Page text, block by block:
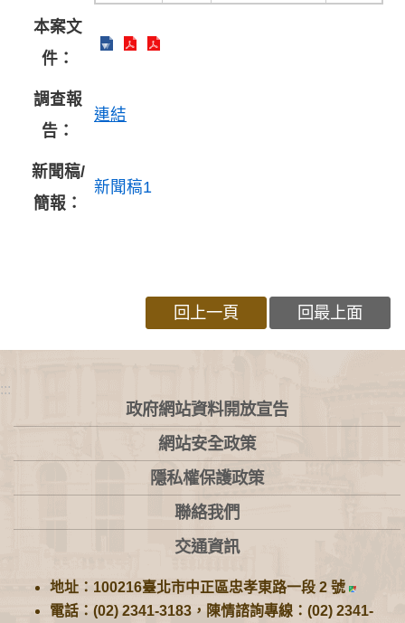
本案文
件：
調查報
告：
連結
新聞稿/
簡報：
新聞稿1
回上一頁 回最上面
:::
政府網站資料開放宣告
網站安全政策
隱私權保護政策
聯絡我們
交通資訊
地址：100216臺北市中正區忠孝東路一段 2 號
電話：(02) 2341-3183，陳情諮詢專線：(02) 2341-